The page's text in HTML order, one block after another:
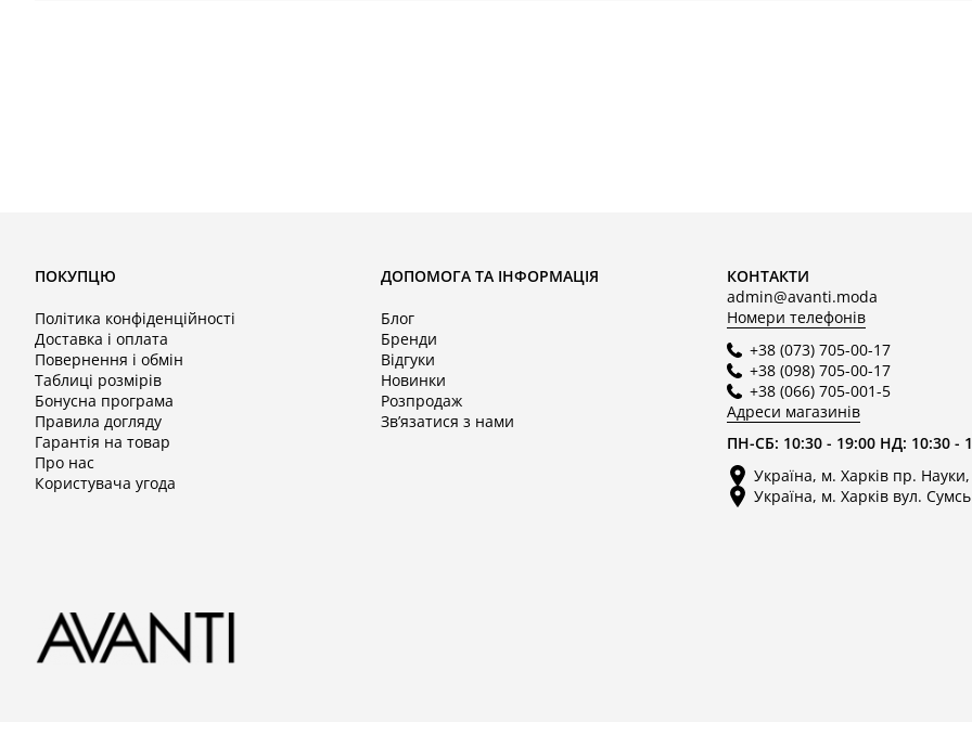
ПОКУПЦЮ
Політика конфіденційності
Доставка і оплата
Повернення і обмін
Таблиці розмірів
Бонусна програма
Правила догляду
Гарантія на товар
Про нас
Користувача угода
ДОПОМОГА ТА ІНФОРМАЦІЯ
Блог
Бренди
Відгуки
Новинки
Розпродаж
Зв’язатися з нами
КОНТАКТИ
admin@avanti.moda
Номери телефонів
+38 (073) 705-00-17
+38 (098) 705-00-17
+38 (066) 705-001-5
Адреси магазинів
ПН-СБ: 10:30 - 19:00 НД: 10:30 -
Україна, м. Харків пр.
Україна, м. Харків вул.